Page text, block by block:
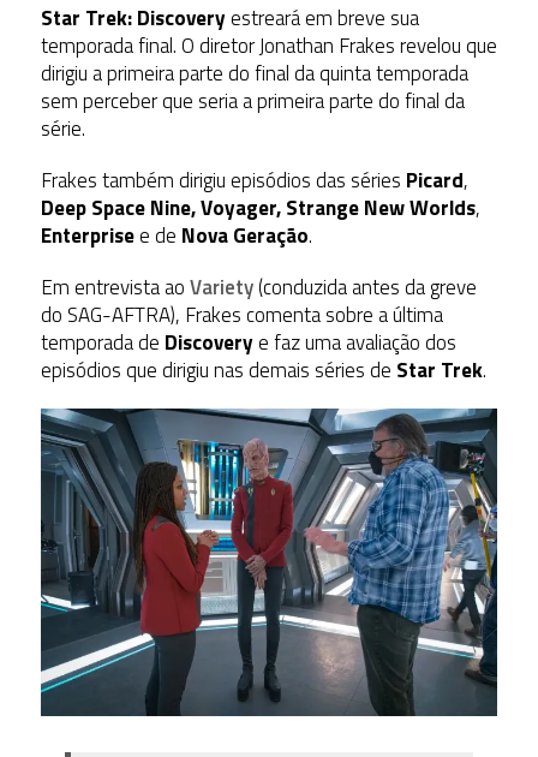
Star Trek: Discoveryestreará em breve sua
temporada final. O diretor Jonathan Frakes revelou que
dirigiu a primeira parte do final da quinta temporada
sem perceber que seria a primeira parte do final da
série.
Frakes também dirigiu episódios das séries Picard,
Deep Space Nine, Voyager, Strange New Worlds,
Enterprisee de Nova Geração.
Em entrevista aoVariety(conduzida antes da greve
do SAG-AFTRA), Frakes comenta sobre a última
temporada de Discoverye faz uma avaliação dos
episódios que dirigiu nas demais séries de Star Trek.